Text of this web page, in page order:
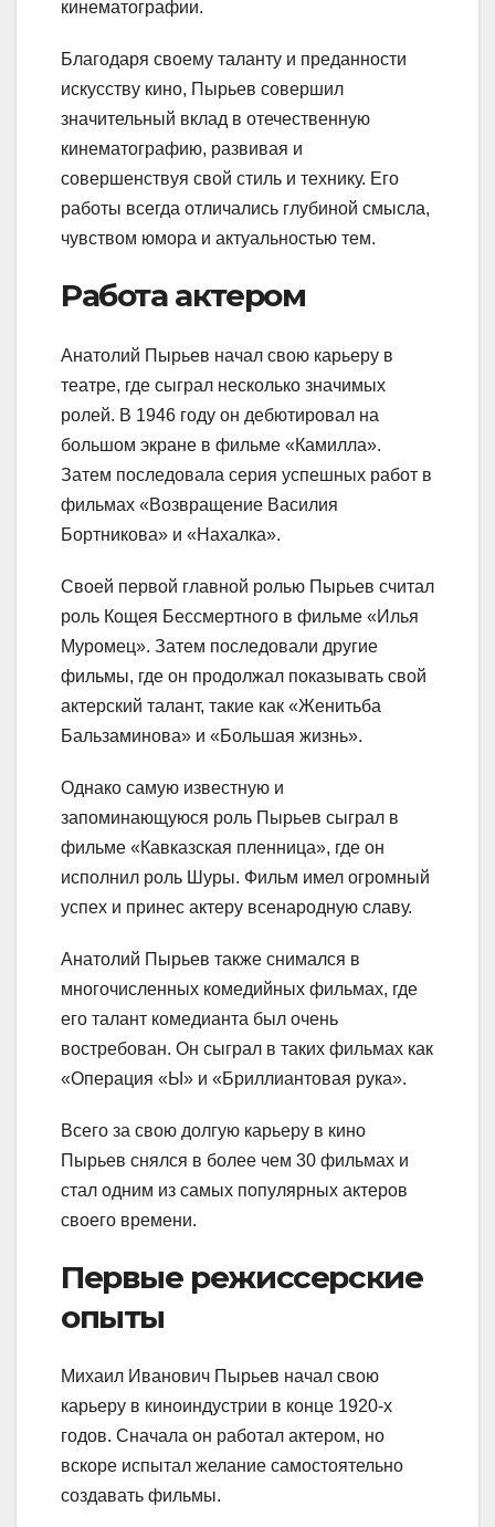
кинематографии.
Благодаря своему таланту и преданности
искусству кино, Пырьев совершил
значительный вклад в отечественную
кинематографию, развивая и
совершенствуя свой стиль и технику. Его
работы всегда отличались глубиной смысла,
чувством юмора и актуальностью тем.
Работа актером
Анатолий Пырьев начал свою карьеру в
театре, где сыграл несколько значимых
ролей. В 1946 году он дебютировал на
большом экране в фильме «Камилла».
Затем последовала серия успешных работ в
фильмах «Возвращение Василия
Бортникова» и «Нахалка».
Своей первой главной ролью Пырьев считал
роль Кощея Бессмертного в фильме «Илья
Муромец». Затем последовали другие
фильмы, где он продолжал показывать свой
актерский талант, такие как «Женитьба
Бальзаминова» и «Большая жизнь».
Однако самую известную и
запоминающуюся роль Пырьев сыграл в
фильме «Кавказская пленница», где он
исполнил роль Шуры. Фильм имел огромный
успех и принес актеру всенародную славу.
Анатолий Пырьев также снимался в
многочисленных комедийных фильмах, где
его талант комедианта был очень
востребован. Он сыграл в таких фильмах как
«Операция «Ы» и «Бриллиантовая рука».
Всего за свою долгую карьеру в кино
Пырьев снялся в более чем 30 фильмах и
стал одним из самых популярных актеров
своего времени.
Первые режиссерские
опыты
Михаил Иванович Пырьев начал свою
карьеру в киноиндустрии в конце 1920-х
годов. Сначала он работал актером, но
вскоре испытал желание самостоятельно
создавать фильмы.